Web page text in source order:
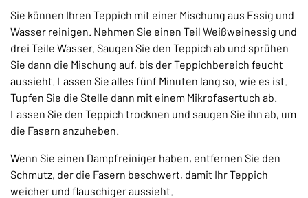
Sie können Ihren Teppich mit einer Mischung aus Essig und
Wasser reinigen. Nehmen Sie einen Teil Weißweinessig und
drei Teile Wasser. Saugen Sie den Teppich ab und sprühen
Sie dann die Mischung auf, bis der Teppichbereich feucht
aussieht. Lassen Sie alles fünf Minuten lang so, wie es ist.
Tupfen Sie die Stelle dann mit einem Mikrofasertuch ab.
Lassen Sie den Teppich trocknen und saugen Sie ihn ab, um
die Fasern anzuheben.
Wenn Sie einen Dampfreiniger haben, entfernen Sie den
Schmutz, der die Fasern beschwert, damit Ihr Teppich
weicher und flauschiger aussieht.